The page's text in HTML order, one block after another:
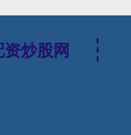
资炒股网